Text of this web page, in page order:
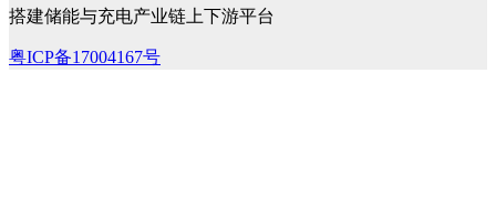
搭建储能与充电产业链上下游平台
粤ICP备17004167号